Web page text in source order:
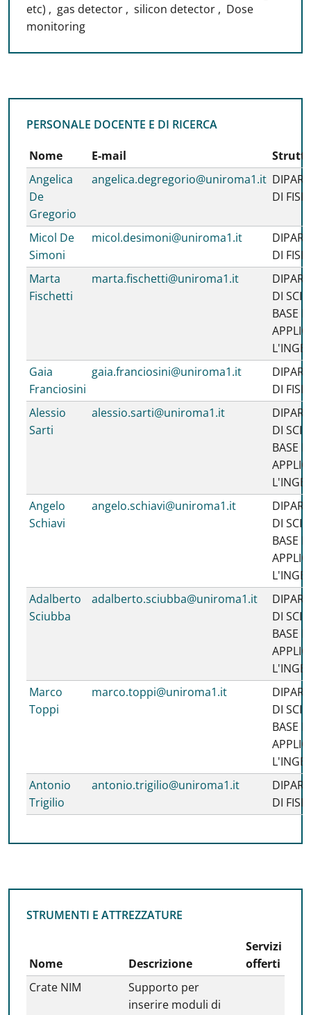
etc) , gas detector , silicon detector , Dose
monitoring
PERSONALE DOCENTE E DI RICERCA
PERSONALE DOCENTE E DI RICERCA
Nome E-mail
Angelica
De
Gregorio
angelica.degregorio@uniroma1.it
DI
Micol De
Simoni
micol.desimoni@uniroma1.it
DI
Marta
Fischetti
marta.fischetti@uniroma1.it
DI
BASE
Gaia
Franciosini
gaia.franciosini@uniroma1.it
DI
Alessio
Sarti
alessio.sarti@uniroma1.it
DI
BASE
Angelo
Schiavi
angelo.schiavi@uniroma1.it
DI
BASE
Adalberto
Sciubba
adalberto.sciubba@uniroma1.it
DI
BASE
Marco
Toppi
marco.toppi@uniroma1.it
DI
BASE
Antonio
Trigilio
antonio.trigilio@uniroma1.it
DI
STRUMENTI E ATTREZZATURE
STRUMENTI E ATTREZZATURE
Nome Descrizione
Servizi
offerti
Crate NIM
Supporto per
inserire moduli di